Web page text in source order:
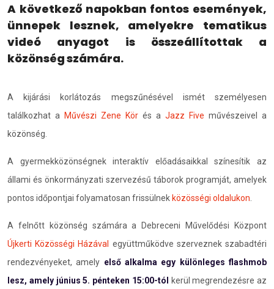
A következő napokban fontos események,
ünnepek lesznek, amelyekre tematikus
videó anyagot is összeállítottak a
közönség számára.
A kijárási korlátozás megszűnésével ismét személyesen
találkozhat a Művészi Zene Kör és a Jazz Five művészeivel a
közönség.
A gyermekközönségnek interaktív előadásaikkal színesítik az
állami és önkormányzati szervezésű táborok programját, amelyek
pontos időpontjai folyamatosan frissülnekközösségi oldalukon
A felnőtt közönség számára a Debreceni Művelődési Központ
Újkerti Közösségi Házával együttműködve szerveznek szabadtéri
rendezvényeket, amely első alkalma egy különleges flashmob
lesz, amely június 5. pénteken 15:00-tól kerül megrendezésre az